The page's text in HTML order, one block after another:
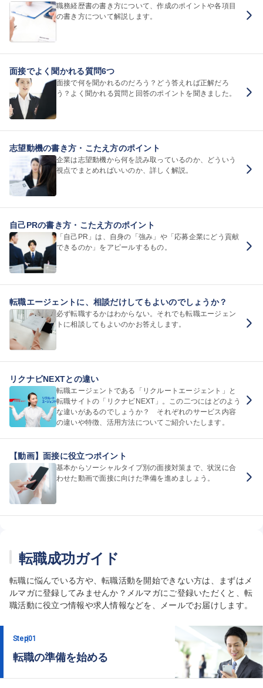
職務経歴書の書き方について、作成のポイントや各項目
の書き方について解説します。
面接でよく聞かれる質問6つ
面接で何を聞かれるのだろう？どう答えれば正解だろ
う？よく聞かれる質問と回答のポイントを聞きました。
志望動機の書き方・こたえ方のポイント
企業は志望動機から何を読み取っているのか、どういう
視点でまとめればいいのか、詳しく解説。
自己PRの書き方・こたえ方のポイント
「自己PR」は、自身の「強み」や「応募企業にどう貢献
できるのか」をアピールするもの。
転職エージェントに、相談だけしてもよいのでしょうか？
必ず転職するかはわからない。それでも転職エージェン
トに相談してもよいのかお答えします。
リクナビNEXTとの違い
転職エージェントである「リクルートエージェント」と
転職サイトの「リクナビNEXT」。この二つにはどのよう
な違いがあるのでしょうか？ それぞれのサービス内容
の違いや特徴、活用方法についてご紹介いたします。
【動画】面接に役立つポイント
基本からソーシャルタイプ別の面接対策まで、状況に合
わせた動画で面接に向けた準備を進めましょう。
転職成功ガイド
転職に悩んでいる方や、転職活動を開始できない方は、まずはメ
ルマガに登録してみませんか？メルマガにご登録いただくと、転
職活動に役立つ情報や求人情報などを、メールでお届けします。
Step01
転職の準備を始める